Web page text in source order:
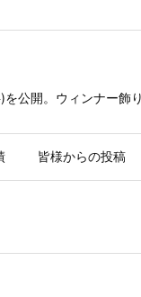
公開。ウィンナー
皆様からの投稿